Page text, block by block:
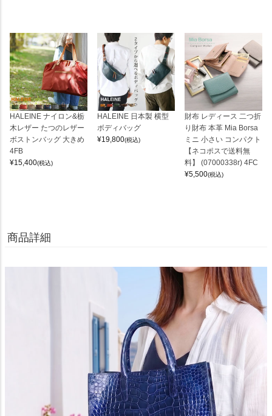
HALEINE ナイロン&栃
木レザー たつのレザー
ボストンバッグ 大きめ
4FB
¥15,400(税込)
HALEINE 日本製 横型
ボディバッグ
¥19,800(税込)
財布 レディース 二つ折
り財布 本革 Mia Borsa
ミニ 小さい コンパクト
【ネコポスで送料無
料】 (07000338r) 4FC
¥5,500(税込)
商品詳細